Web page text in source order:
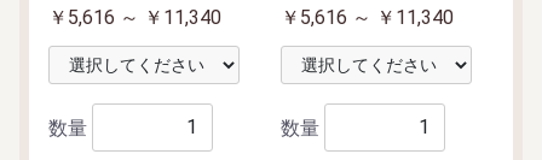
￥5,616 ～ ￥11,340
数量
￥5,616 ～ ￥11,340
数量